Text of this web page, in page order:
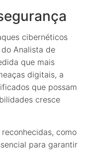
cibernéticos
Analista de
que mais
digitais, a
que possam
cresce
como
para garantir